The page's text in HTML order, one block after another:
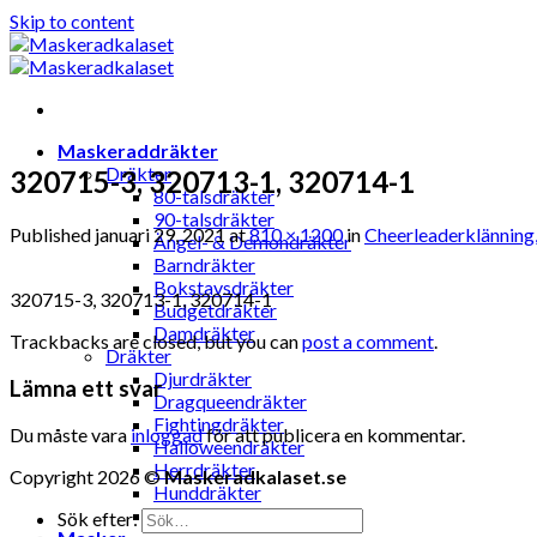
Skip to content
Maskeraddräkter
Dräkter
80-talsdräkter
90-talsdräkter
Ängel- & Demondräkter
Barndräkter
Bokstavsdräkter
Budgetdräkter
Damdräkter
Dräkter
Djurdräkter
Dragqueendräkter
Fightingdräkter
Halloweendräkter
Herrdräkter
Hunddräkter
Sexiga dräkter
320715-3, 320713-1, 320714-1
Published januari 29, 2021at810 × 1200in
320715-3, 320713-1, 320714-1
Trackbacks are closed, but you canpost a comment.
Lämna ett svar
Du måste vara inloggadför att publicera en kommentar.
Copyright 2026 ©Maskeradkalaset.se
Sök efter: